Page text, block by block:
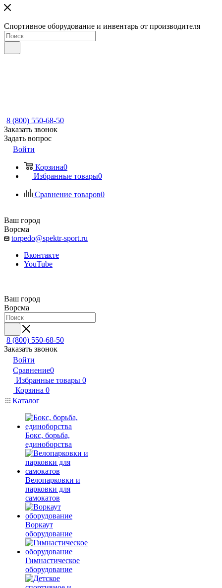
Спортивное оборудование и инвентарь от производителя
8 (800) 550-68-50
Заказать звонок
Задать вопрос
Войти
Корзина0
Избранные товары0
Сравнение товаров0
Ваш город
Ворсма
torpedo@spektr-sport.ru
Вконтакте
YouTube
Ваш город
Ворсма
8 (800) 550-68-50
Заказать звонок
Войти
Сравнение0
Избранные товары 0
Корзина 0
Каталог
Бокс, борьба,
единоборства
Велопарковки и
парковки для
самокатов
Воркаут
оборудование
Гимнастическое
оборудование